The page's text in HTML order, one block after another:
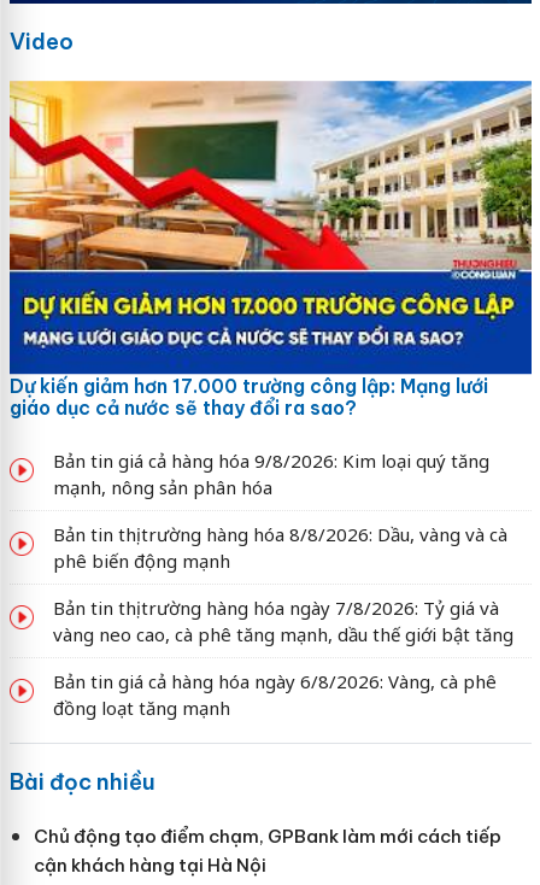
Video
Dự kiến giảm hơn 17.000 trường công lập: Mạng lưới
giáo dục cả nước sẽ thay đổi ra sao?
Bản tin giá cả hàng hóa 9/8/2026: Kim loại quý tăng
mạnh, nông sản phân hóa
Bản tin thị trường hàng hóa 8/8/2026: Dầu, vàng và cà
phê biến động mạnh
Bản tin thị trường hàng hóa ngày 7/8/2026: Tỷ giá và
vàng neo cao, cà phê tăng mạnh, dầu thế giới bật tăng
Bản tin giá cả hàng hóa ngày 6/8/2026: Vàng, cà phê
đồng loạt tăng mạnh
Bài đọc nhiều
Chủ động tạo điểm chạm, GPBank làm mới cách tiếp
cận khách hàng tại Hà Nội